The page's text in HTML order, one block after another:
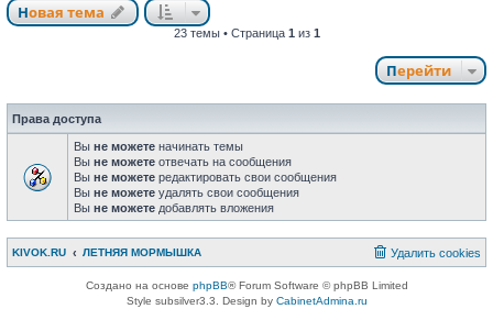
Новая тема
23 темы • Страница 1 из 1
Перейти
Права доступа
Вы не можете начинать темы
Вы не можете отвечать на сообщения
Вы не можете редактировать свои сообщения
Вы не можете удалять свои сообщения
Вы не можете добавлять вложения
KIVOK.RU ЛЕТНЯЯ МОРМЫШКА Удалить cookies
Создано на основе phpBB® Forum Software © phpBB Limited
Style subsilver3.3. Design by CabinetAdmina.ru